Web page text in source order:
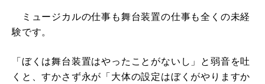
ミュージカルの仕事も舞台装置の仕事も全くの未経
験です。
「ぼくは舞台装置はやったことがないし」と弱音を吐
くと、すかさず永が「大体の設定はぼくがやりますか